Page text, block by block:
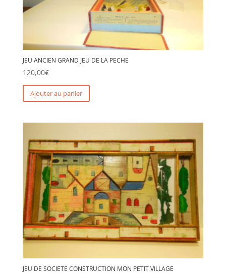
JEU ANCIEN GRAND JEU DE LA PECHE
120,00€
Ajouter au panier
JEU DE SOCIETE CONSTRUCTION MON PETIT VILLAGE